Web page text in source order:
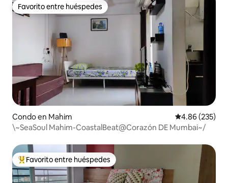
Favorito entre huéspedes
Favorito entre huéspedes
Condo en Mahim Calificación
4.86 (235)
\~SeaSoul Mahim-CoastalBeat@Corazón DE Mumbai~/
Favorito entre huéspedes preferido
Favorito entre huéspedes